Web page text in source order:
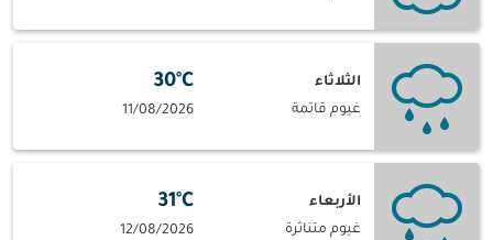
الثلاثاء
غيوم قاتمة
30°C
11/08/2026
الأربعاء
غيوم متناثرة
31°C
12/08/2026